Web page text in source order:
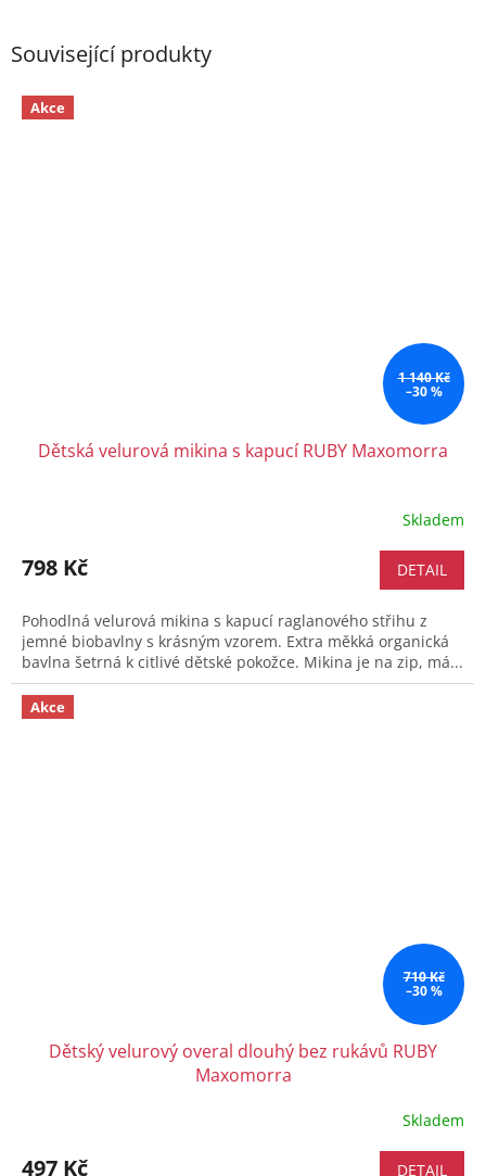
Související produkty
Akce
1 140 Kč
–30 %
Dětská velurová mikina s kapucí RUBY Maxomorra
Skladem
798 Kč DETAIL
Pohodlná velurová mikina s kapucí raglanového střihu z
jemné biobavlny s krásným vzorem. Extra měkká organická
bavlna šetrná k citlivé dětské pokožce. Mikina je na zip, má...
Akce
710 Kč
–30 %
Dětský velurový overal dlouhý bez rukávů RUBY
Maxomorra
Skladem
497 Kč DETAIL